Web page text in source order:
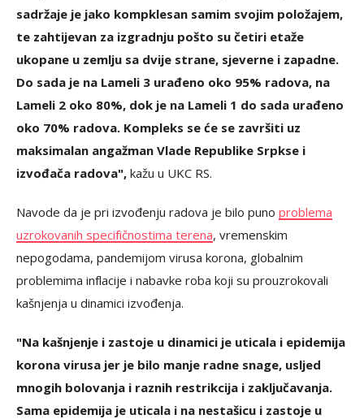
sadržaje je jako kompklesan samim svojim položajem,
te zahtijevan za izgradnju pošto su četiri etaže
ukopane u zemlju sa dvije strane, sjeverne i zapadne.
Do sada je na Lameli 3 urađeno oko 95% radova, na
Lameli 2 oko 80%, dok je na Lameli 1 do sada urađeno
oko 70% radova. Kompleks se će se završiti uz
maksimalan angažman Vlade Republike Srpkse i
izvođača radova", kažu u UKC RS.
Navode da je pri izvođenju radova je bilo puno problema
uzrokovanih specifičnostima terena, vremenskim
nepogodama, pandemijom virusa korona, globalnim
problemima inflacije i nabavke roba koji su prouzrokovali
kašnjenja u dinamici izvođenja.
"Na kašnjenje i zastoje u dinamici je uticala i epidemija
korona virusa jer je bilo manje radne snage, usljed
mnogih bolovanja i raznih restrikcija i zaključavanja.
Sama epidemija je uticala i na nestašicu i zastoje u